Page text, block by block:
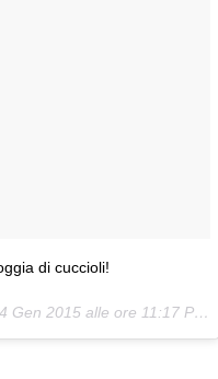
di cuccioli!
Gen 2015 alle ore 11:17 PST